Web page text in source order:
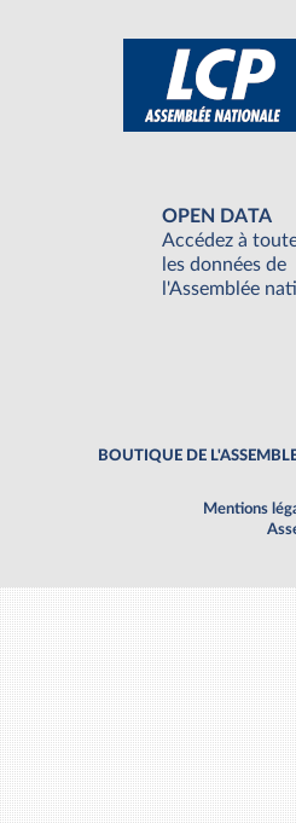
OPEN DATA
Accédez à
les données de
l'Assemblée
BOUTIQUE DE
Mentions